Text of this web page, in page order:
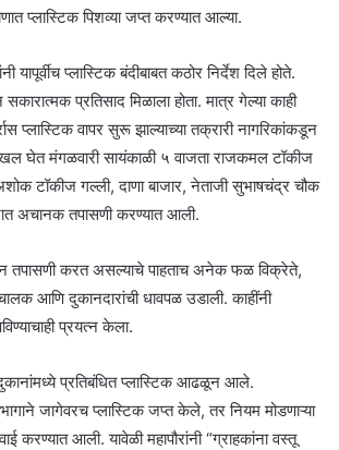
प्लास्टिक पिशव्या जप्त करण्यात आल्या.
यापूर्वीच प्लास्टिक बंदीबाबत कठोर निर्देश दिले होते.
सकारात्मक प्रतिसाद मिळाला होता. मात्र गेल्या काही
प्लास्टिक वापर सुरू झाल्याच्या तक्रारी नागरिकांकडून
घेत मंगळवारी सायंकाळी ५ वाजता राजकमल टॉकीज
टॉकीज गल्ली, दाणा बाजार, नेताजी सुभाषचंद्र चौक
अचानक तपासणी करण्यात आली.
तपासणी करत असल्याचे पाहताच अनेक फळ विक्रेते,
आणि दुकानदारांची धावपळ उडाली. काहींनी
प्रयत्न केला.
प्रतिबंधित प्लास्टिक आढळून आले.
जागेवरच प्लास्टिक जप्त केले, तर नियम मोडणाऱ्या
करण्यात आली. यावेळी महापौरांनी “ग्राहकांना वस्तू